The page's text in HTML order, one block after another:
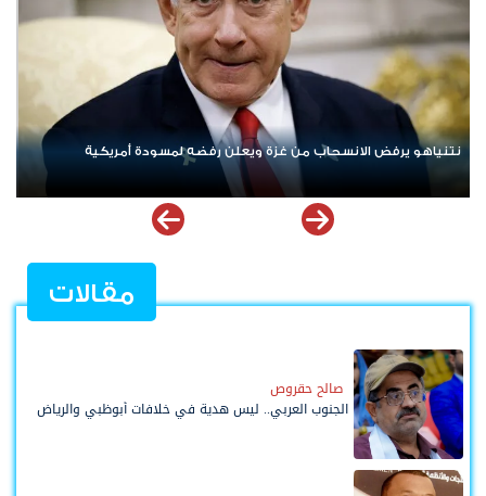
ردا على «خروقات» حزب الله.. إسرائيل تشن ضربات على جنوب لبنان
مقالات
صالح حقروص
الجنوب العربي.. ليس هدية في خلافات أبوظبي والرياض